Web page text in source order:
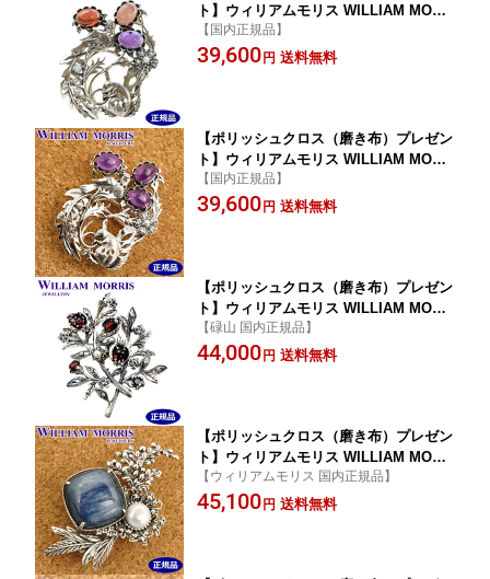
ト】ウィリアムモリス WILLIAM MORR
IS 【リスとナイチンゲール】 ブローチ
ペンダント シルバー925 ウィリアム モ
【国内正規品】
39,600 円 送料無料
【ポリッシュクロス（磨き布）プレゼン
ト】ウィリアムモリス WILLIAM MORR
IS リスとナイチンゲール ブローチ ペン
ダント シルバー925 アメジスト 碌山 ウ
【国内正規品】
39,600 円 送料無料
【ポリッシュクロス（磨き布）プレゼン
ト】ウィリアムモリス WILLIAM MORR
IS 柘榴あるいは果実 ブローチ ペンダン
ト シルバー925 ガーネット 碌山 ウィリ
【碌山 国内正規品】
44,000 円 送料無料
【ポリッシュクロス（磨き布）プレゼン
ト】ウィリアムモリス WILLIAM MORR
IS ブローチ ペンダント シルバー925 カ
イヤナイト 碌山 ウィリアム モリス公式
【ウィリアムモリス 国内正規品】
45,100 円 送料無料